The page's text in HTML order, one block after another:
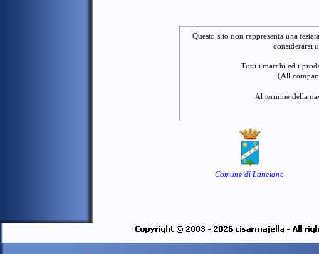
Questo sito non rappresenta una
considerarsi
Tutti i marchi ed i
(All
Al termine della
Comune di Lanciano